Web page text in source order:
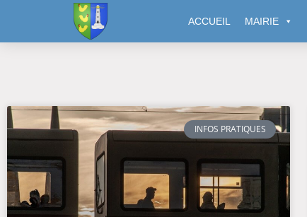
ACCUEIL MAIRIE
INFOS PRATIQUES
Cookies management panel